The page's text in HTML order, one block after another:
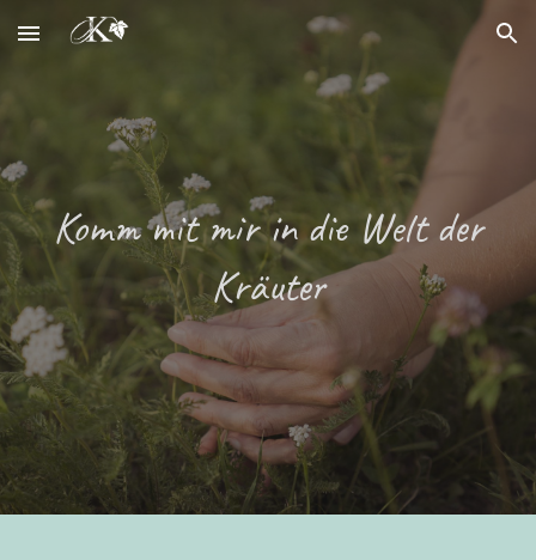
Skip to main content Skip to navigation
Komm mit mir in die Welt der
Kräuter